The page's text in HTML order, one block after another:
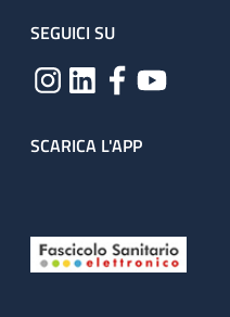
SEGUICI SU
SCARICA L'APP